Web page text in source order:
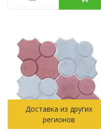
Доставка из других
регионов